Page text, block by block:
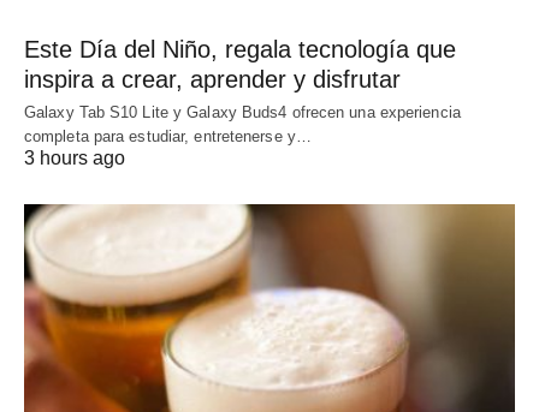
Este Día del Niño, regala tecnología que
inspira a crear, aprender y disfrutar
Galaxy Tab S10 Lite y Galaxy Buds4 ofrecen una experiencia
completa para estudiar, entretenerse y…
3 hours ago